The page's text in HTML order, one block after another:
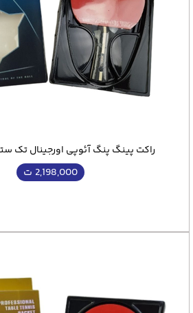
راکت پینگ پنگ آئوپی اورجینال تک
2,198,000 ت